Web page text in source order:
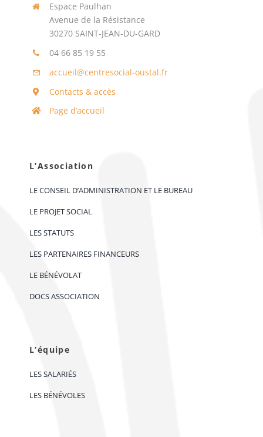
Espace Paulhan
Avenue de la Résistance
30270 SAINT-JEAN-DU-GARD
04 66 85 19 55
accueil@centresocial-oustal.fr
Contacts & accès
Page d’accueil
L’Association
LE CONSEIL D’ADMINISTRATION ET LE BUREAU
LE PROJET SOCIAL
LES STATUTS
LES PARTENAIRES FINANCEURS
LE BÉNÉVOLAT
DOCS ASSOCIATION
L’équipe
LES SALARIÉS
LES BÉNÉVOLES